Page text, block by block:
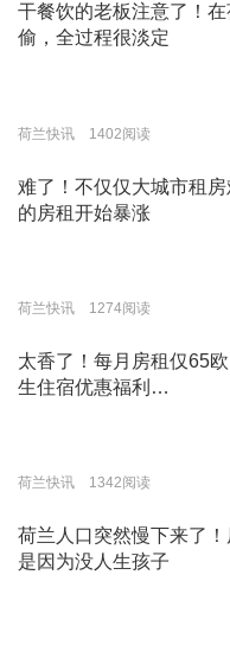
干餐饮的老板注意了！在
偷，全过程很淡定
荷兰快讯 1402阅读
难了！不仅仅大城市租
的房租开始暴涨
荷兰快讯 1274阅读
太香了！每月房租仅65
生住宿优惠福利…
荷兰快讯 1342阅读
荷兰人口突然慢下来了
是因为没人生孩子